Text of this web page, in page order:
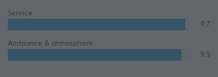
Service
9.7
Ambiance & atmosphere
9.5